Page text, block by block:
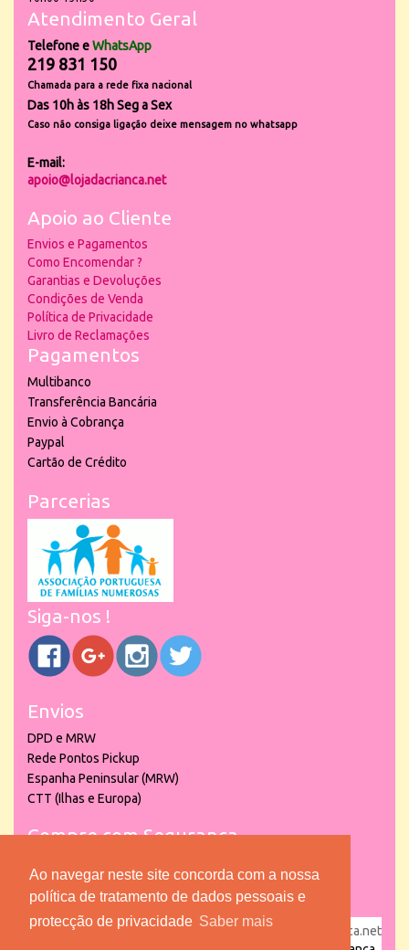
Ao navegar neste site concorda com a nossa
política de tratamento de dados pessoais e
protecção de privacidade Saber mais
Atendimento Geral
Telefone eWhatsApp
219 831 150
Chamada para a rede fixa nacional
Das 10h às 18h Seg a Sex
Caso não consiga ligação deixe mensagem no whatsapp
E-mail:
apoio@lojadacrianca.net
Apoio ao Cliente
Envios e Pagamentos
Como Encomendar ?
Garantias e Devoluções
Condições de Venda
Política de Privacidade
Livro de Reclamações
Pagamentos
Multibanco
Transferência Bancária
Envio à Cobrança
Paypal
Cartão de Crédito
Parcerias
Siga-nos !
Envios
DPD e MRW
Rede Pontos Pickup
Espanha Peninsular (MRW)
CTT (Ilhas e Europa)
Compre com Segurança
powered by puber!a | © 2026 Copyright www.lojadacrianca.net